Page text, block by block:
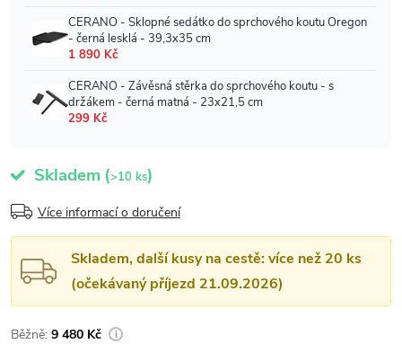
Skladem (>10 ks)
Více informací o doručení
Skladem, další kusy na cestě: více než 20 ks
(očekávaný příjezd 21.09.2026)
9 480 Kč